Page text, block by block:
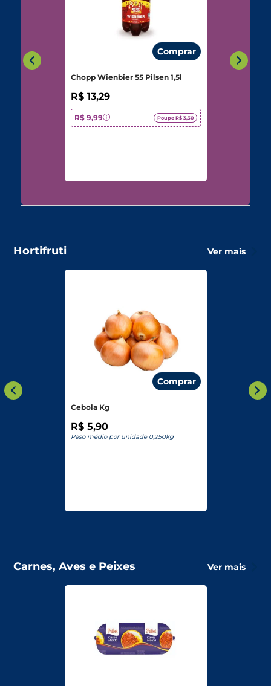
Comprar
Chopp Wienbier 55 Pilsen 1,5l
R$ 13,29
R$ 9,99 Poupe R$ 3,30
Hortifruti Ver mais
Comprar
Cebola Kg
R$ 5,90
Peso médio por unidade 0,250kg
Carnes, Aves e Peixes Ver mais